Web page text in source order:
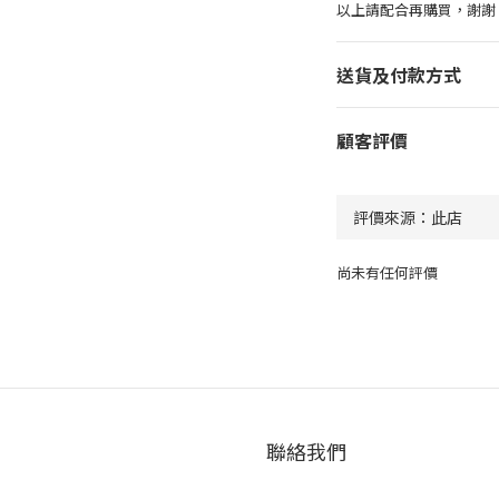
以上請配合再購買，謝謝
送貨及付款方式
顧客評價
尚未有任何評價
聯絡我們